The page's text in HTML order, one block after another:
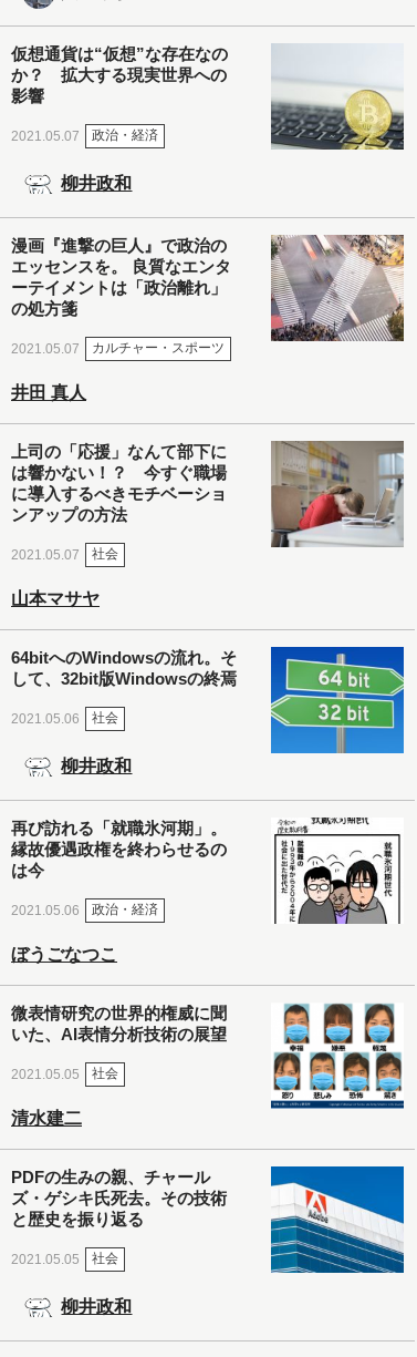
仮想通貨は“仮想”な存在なの
か？ 拡大する現実世界への
影響
2021.05.07 政治・経済
柳井政和
漫画『進撃の巨人』で政治の
エッセンスを。 良質なエンタ
ーテイメントは「政治離れ」
の処方箋
2021.05.07 カルチャー・スポーツ
井田 真人
上司の「応援」なんて部下に
は響かない！？ 今すぐ職場
に導入するべきモチベーショ
ンアップの方法
2021.05.07 社会
山本マサヤ
64bitへのWindowsの流れ。そ
して、32bit版Windowsの終焉
2021.05.06 社会
柳井政和
再び訪れる「就職氷河期」。
縁故優遇政権を終わらせるの
は今
2021.05.06 政治・経済
ぼうごなつこ
微表情研究の世界的権威に聞
いた、AI表情分析技術の展望
2021.05.05 社会
清水建二
PDFの生みの親、チャール
ズ・ゲシキ氏死去。その技術
と歴史を振り返る
2021.05.05 社会
柳井政和